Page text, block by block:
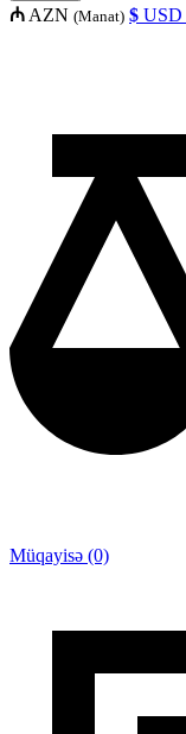
₼ AZN (Manat) $ USD
Müqayisə (0)